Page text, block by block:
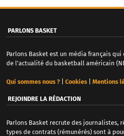
s
PARLONS BASKET
Parlons Basket est un média français
de l'actualité du basketball américain
Qui sommes nous ?| Cookies| Mentions
REJOINDRE LA RÉDACTION
Parlons Basket recrute des journalistes,
types de contrats (rémunérés) sont à